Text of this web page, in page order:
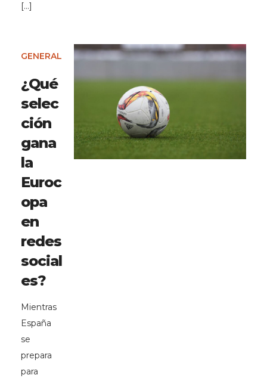
[…]
GENERAL
¿Qué
selec
ción
gana
la
Euroc
opa
en
redes
social
es?
Mientras
España
se
prepara
para